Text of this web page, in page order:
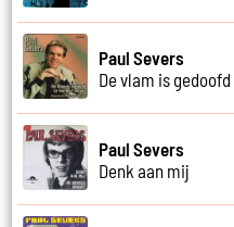
Paul Severs
De vlam is gedoofd
Paul Severs
Denk aan mij